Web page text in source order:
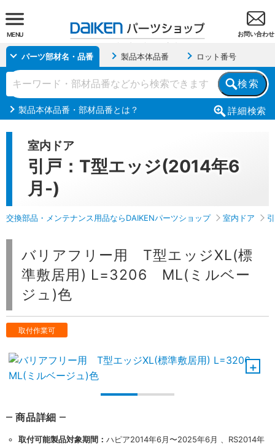
お問い合わせ
MENU
パーツ部材名・品番 製品本体品番 ロット番号
検索
詳細検索
製品本体品番・部材品番とは？
室内ドア
引戸：T型エッジ(2014年6
月-)
交換部品・メンテナンス用品ならDAIKENパーツショップ 室内ドア
バリアフリー用 T型エッジXL(標
準敷居用) L=3206 ML(ミルベー
ジュ)色
取付作業可
商品詳細
取付可能製品対象期間： ハピア2014年6月〜2025年6月 、RS2014年